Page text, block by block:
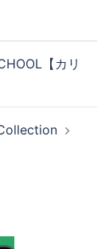
【カリ